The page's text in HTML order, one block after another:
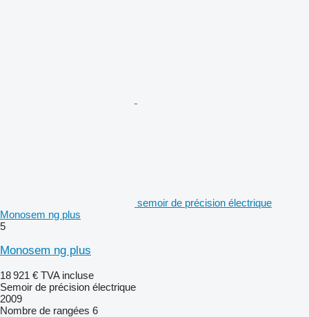
semoir de précision électrique
Monosem ng plus
5
Monosem ng plus
18 921 € TVA incluse
Semoir de précision électrique
2009
Nombre de rangées 6